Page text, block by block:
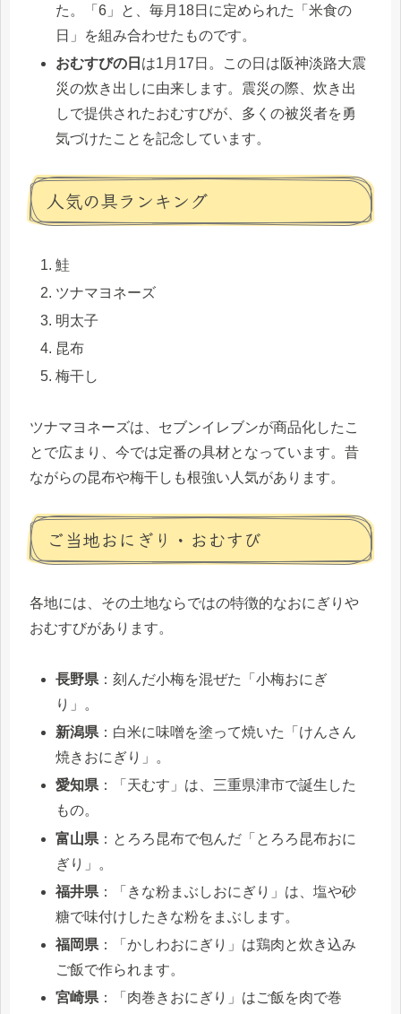
た。「6」と、毎月18日に定められた「米食の
日」を組み合わせたものです。
おむすびの日 は1月17日。この日は阪神淡路大震
災の炊き出しに由来します。震災の際、炊き出
しで提供されたおむすびが、多くの被災者を勇
気づけたことを記念しています。
人気の具ランキング
鮭
ツナマヨネーズ
明太子
昆布
梅干し
ツナマヨネーズは、セブンイレブンが商品化したこ
とで広まり、今では定番の具材となっています。昔
ながらの昆布や梅干しも根強い人気があります。
ご当地おにぎり・おむすび
各地には、その土地ならではの特徴的なおにぎりや
おむすびがあります。
長野県 ：刻んだ小梅を混ぜた「小梅おにぎ
り」。
新潟県 ：白米に味噌を塗って焼いた「けんさん
焼きおにぎり」。
愛知県：「天むす」は、三重県津市で誕生した
もの。
富山県 ：とろろ昆布で包んだ「とろろ昆布おに
ぎり」。
福井県 ：「きな粉まぶしおにぎり」は、塩や砂
糖で味付けしたきな粉をまぶします。
福岡県 ：「かしわおにぎり」は鶏肉と炊き込み
ご飯で作られます。
宮崎県 ：「肉巻きおにぎり」はご飯を肉で巻